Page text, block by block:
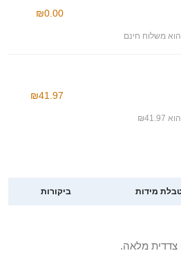
משלוח חינם
₪0.00
₪41.97
מידות ביקורות
צדדית מלאה.